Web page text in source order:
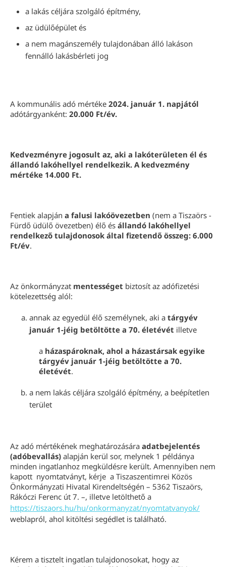
a lakás céljára szolgáló építmény,
az üdülőépület és
a nem magánszemély tulajdonában álló lakáson
fennálló lakásbérleti jog
A kommunális adó mértéke 2024. január 1. napjától
adótárgyanként: 20.000 Ft/év.
Kedvezményre jogosult az, aki a lakóterületen él és
állandó lakóhellyel rendelkezik. A kedvezmény
mértéke 14.000 Ft.
Fentiek alapján a falusi lakóövezetben (nem a Tiszaörs -
Fürdő üdülő övezetben) élő és állandó lakóhellyel
rendelkező tulajdonosok által fizetendő összeg: 6.000
Ft/év.
Az önkormányzat mentességet biztosít az adófizetési
kötelezettség alól:
annak az egyedül élő személynek, aki a tárgyév
január 1-jéig betöltötte a 70. életévét illetve
a házaspároknak, ahol a házastársak egyike
tárgyév január 1-jéig betöltötte a 70.
életévét.
a nem lakás céljára szolgáló építmény, a beépítetlen
terület
Az adó mértékének meghatározására adatbejelentés
(adóbevallás) alapján kerül sor, melynek 1 példánya
minden ingatlanhoz megküldésre került. Amennyiben nem
kapott nyomtatványt, kérje a Tiszaszentimrei Közös
Önkormányzati Hivatal Kirendeltségén – 5362 Tiszaörs,
Rákóczi Ferenc út 7. –, illetve letölthető a
https://tiszaors.hu/hu/onkormanyzat/nyomtatvanyok/
weblapról, ahol kitöltési segédlet is található.
Kérem a tisztelt ingatlan tulajdonosokat, hogy az